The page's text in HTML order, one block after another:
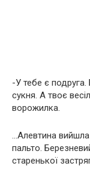
-У тебе є подруга.
сукня. А твоє
ворожилка.
…Алевтина
пальто.
старенької